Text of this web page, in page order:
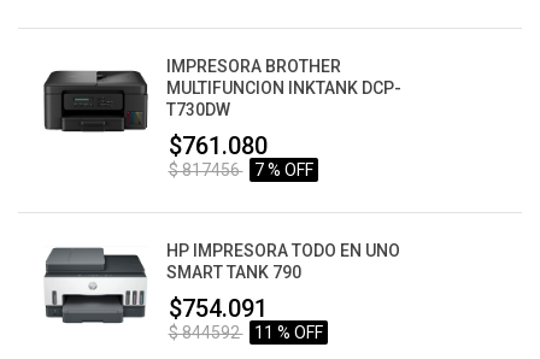
IMPRESORA BROTHER
MULTIFUNCION INKTANK DCP-
T730DW
$761.080
$ 817456 7 % OFF
HP IMPRESORA TODO EN UNO
SMART TANK 790
$754.091
$ 844592 11 % OFF